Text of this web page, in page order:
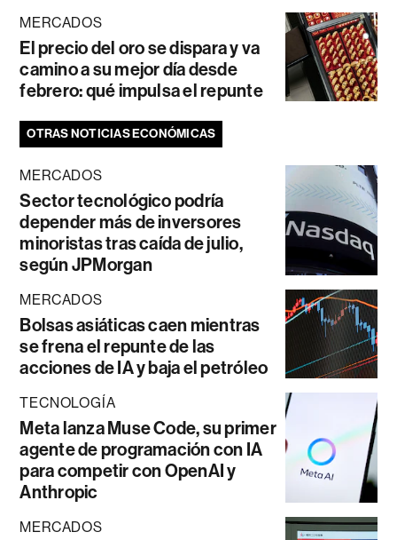
MERCADOS
El precio del oro se dispara y va
camino a su mejor día desde
febrero: qué impulsa el repunte
OTRAS NOTICIAS ECONÓMICAS
MERCADOS
Sector tecnológico podría
depender más de inversores
minoristas tras caída de julio,
según JPMorgan
MERCADOS
Bolsas asiáticas caen mientras
se frena el repunte de las
acciones de IA y baja el petróleo
TECNOLOGÍA
Meta lanza Muse Code, su primer
agente de programación con IA
para competir con OpenAI y
Anthropic
MERCADOS